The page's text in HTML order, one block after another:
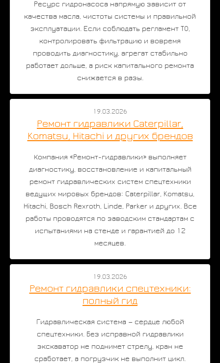
Ресурс гидронасоса напрямую зависит от
качества масла, чистоты системы и правильной
эксплуатации. Если соблюдать регламент ТО,
контролировать фильтрацию и вовремя
проводить диагностику, агрегат стабильно
работает дольше, а риск капитального ремонта
снижается в разы.
19.03.2026
Ремонт гидравлики Caterpillar,
Komatsu, Hitachi и других брендов
Компания «Ремонт-гидравлики» выполняет
диагностику, восстановление и капитальный
ремонт гидравлических систем спецтехники
ведущих мировых брендов: Caterpillar, Komatsu,
Hitachi, Bosch Rexroth, Linde, Parker и других. Все
работы проводятся по заводским стандартам с
испытаниями на стенде и гарантией до 12
месяцев.
19.03.2026
Ремонт гидравлики спецтехники:
полный гид
Гидравлическая система — сердце любой
спецтехники. Без исправной гидравлики
экскаватор не поднимет стрелу, кран не
сработает, а погрузчик не выполнит цикл.